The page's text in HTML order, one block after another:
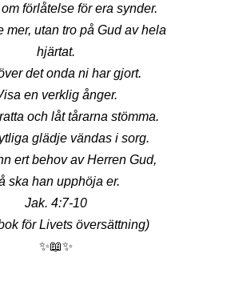
förlåtelse för era synder.
mer, utan tro på Gud av hela
hjärtat.
det onda ni har gjort.
en verklig ånger.
och låt tårarna stömma.
glädje vändas i sorg.
ert behov av Herren Gud,
ska han upphöja er.
Jak. 4:7-10
för Livets översättning)
✨📖✨